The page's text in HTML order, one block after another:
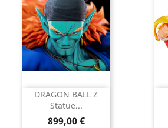
DRAGON BALL Z
Statue...
Prix
899,00 €